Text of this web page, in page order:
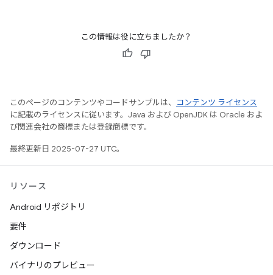
この情報は役に立ちましたか？
このページのコンテンツやコードサンプルは、
コンテンツ ライセンス
に記載のライセンスに従います。Java および OpenJDK は Oracle およ
び関連会社の商標または登録商標です。
最終更新日 2025-07-27 UTC。
リソース
Android リポジトリ
要件
ダウンロード
バイナリのプレビュー